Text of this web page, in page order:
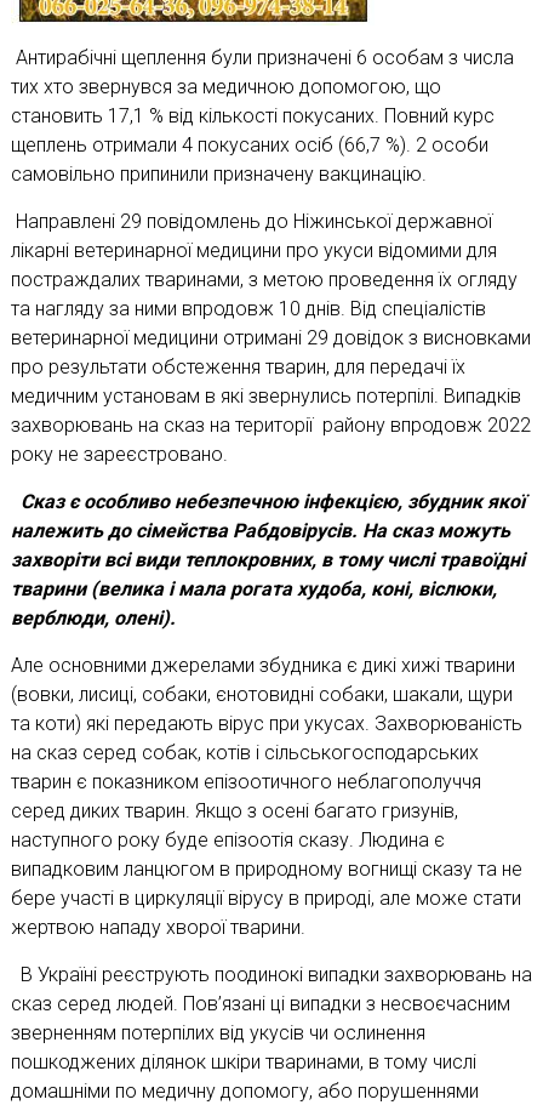
Антирабічні щеплення були призначені 6 особам з числа
тих хто звернувся за медичною допомогою, що
становить 17,1 % від кількості покусаних. Повний курс
щеплень отримали 4 покусаних осіб (66,7 %). 2 особи
самовільно припинили призначену вакцинацію.
Направлені 29 повідомлень до Ніжинської державної
лікарні ветеринарної медицини про укуси відомими для
постраждалих тваринами, з метою проведення їх огляду
та нагляду за ними впродовж 10 днів. Від спеціалістів
ветеринарної медицини отримані 29 довідок з висновками
про результати обстеження тварин, для передачі їх
медичним установам в які звернулись потерпілі. Випадків
захворювань на сказ на території району впродовж 2022
року не зареєстровано.
Сказ є особливо небезпечною інфекцією, збудник якої
належить до сімейства Рабдовірусів. На сказ можуть
захворіти всі види теплокровних, в тому числі травоїдні
тварини (велика і мала рогата худоба, коні, віслюки,
верблюди, олені).
Але основними джерелами збудника є дикі хижі тварини
(вовки, лисиці, собаки, єнотовидні собаки, шакали, щури
та коти) які передають вірус при укусах. Захворюваність
на сказ серед собак, котів і сільськогосподарських
тварин є показником епізоотичного неблагополуччя
серед диких тварин. Якщо з осені багато гризунів,
наступного року буде епізоотія сказу. Людина є
випадковим ланцюгом в природному вогнищі сказу та не
бере участі в циркуляції вірусу в природі, але може стати
жертвою нападу хворої тварини.
В Україні реєструють поодинокі випадки захворювань на
сказ серед людей. Пов’язані ці випадки з несвоєчасним
зверненням потерпілих від укусів чи ослинення
пошкоджених ділянок шкіри тваринами, в тому числі
домашніми по медичну допомогу, або порушеннями